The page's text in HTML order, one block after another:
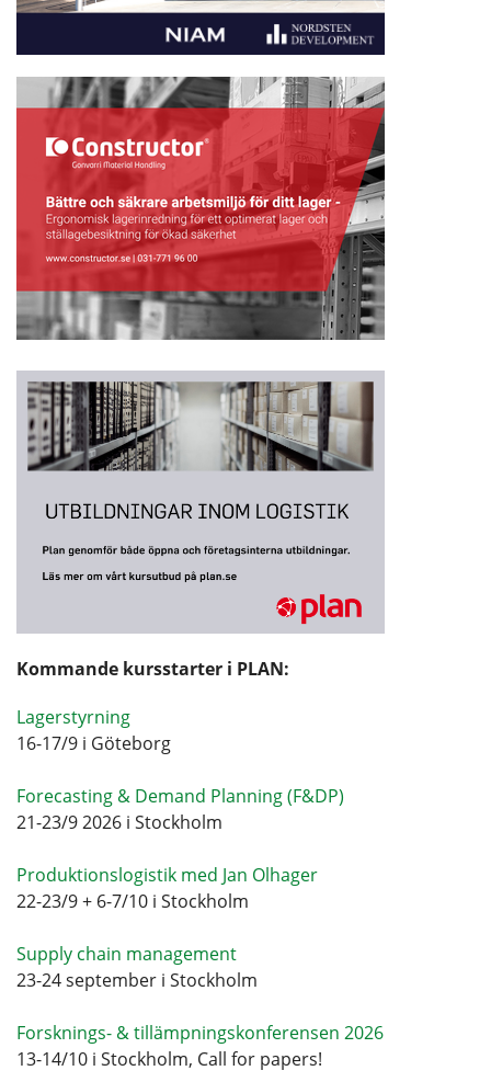
Kommande kursstarter i PLAN:
Lagerstyrning
16-17/9 i Göteborg
Forecasting & Demand Planning (F&DP)
21-23/9 2026 i Stockholm
Produktionslogistik med Jan Olhager
22-23/9 + 6-7/10 i Stockholm
Supply chain management
23-24 september i Stockholm
Forsknings- & tillämpningskonferensen 2026
13-14/10 i Stockholm, Call for papers!